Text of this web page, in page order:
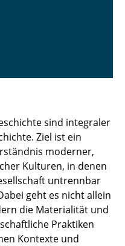
sind integraler
Ziel ist ein
moderner,
Kulturen, in denen
untrennbar
geht es nicht allein
die Materialität und
Praktiken
Kontexte und